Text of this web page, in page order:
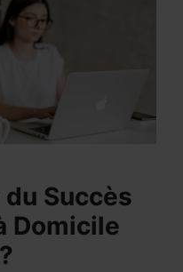
Succès
Domicile